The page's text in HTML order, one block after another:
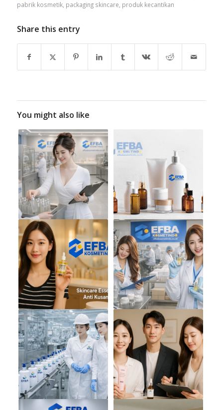
pabrik kosmetik, packaging skincare produk kecantikan
Share this entry
You might also like